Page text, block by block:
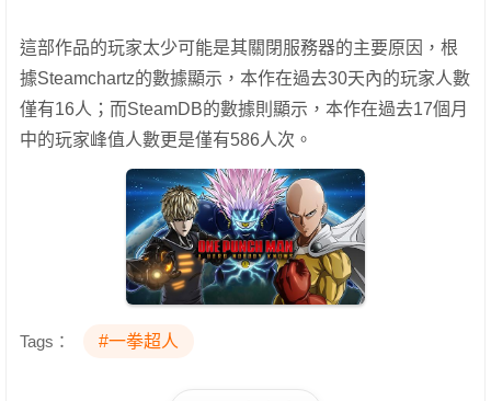
這部作品的玩家太少可能是其關閉服務器的主要原因，根
據Steamchartz的數據顯示，本作在過去30天內的玩家人數
僅有16人；而SteamDB的數據則顯示，本作在過去17個月
中的玩家峰值人數更是僅有586人次。
Tags： #一拳超人